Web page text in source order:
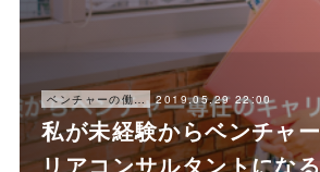
ベンチャーの働き方 2019.05.29 22:00
私が未経験からベンチャ
リアコンサルタントにな